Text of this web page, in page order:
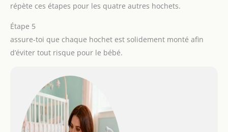
répète ces étapes pour les quatre autres hochets.
Étape 5
assure-toi que chaque hochet est solidement monté afin
d’éviter tout risque pour le bébé.